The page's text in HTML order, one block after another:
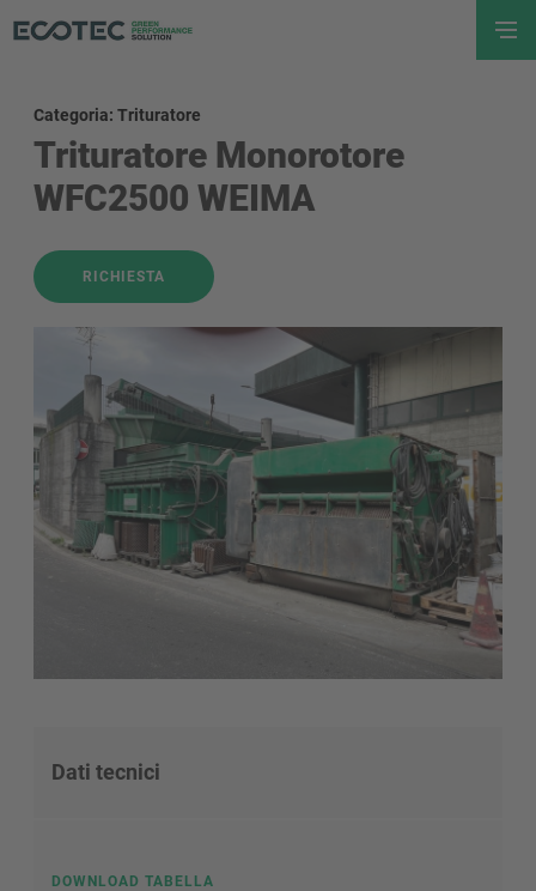
Categoria: Trituratore
Trituratore Monorotore
WFC2500 WEIMA
RICHIESTA
Dati tecnici
DOWNLOAD TABELLA